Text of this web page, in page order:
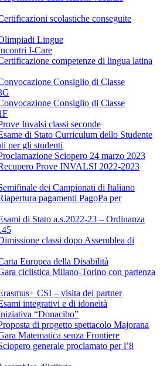
scolastiche conseguite
Lingue
I-Care
competenze di lingua latina
Consiglio di Classe
Consiglio di Classe
Invalsi classi seconde
di Stato Curriculum dello Studente
per gli studenti
Sciopero 24 marzo 2023
Prove INVALSI 2022-2023
dei Campionati di Italiano
pagamenti PagoPa per
di Stato a.s.2022-23 – Ordinanza
classi dopo Assemblea di
Europea della Disabilità
ciclistica Milano-Torino con partenza
CSI – visita dei partner
integrativi e di idoneità
“Donacibo”
di progetto spettacolo Majorana
Matematica senza Frontiere
generale proclamato per l’8